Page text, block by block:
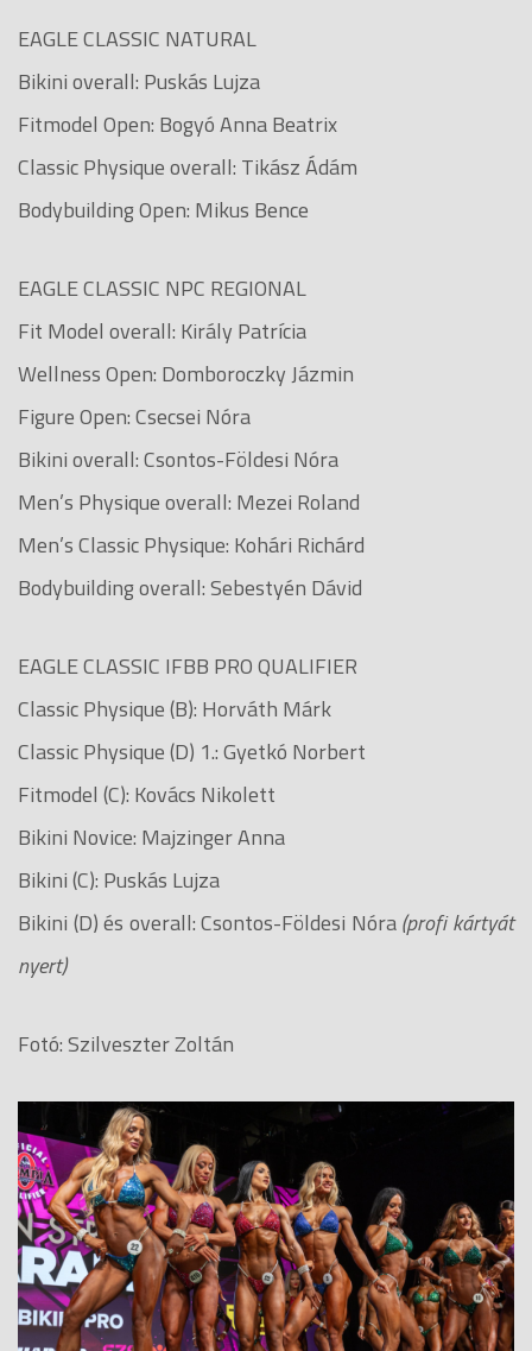
EAGLE CLASSIC NATURAL
Bikini overall: Puskás Lujza
Fitmodel Open: Bogyó Anna Beatrix
Classic Physique overall: Tikász Ádám
Bodybuilding Open: Mikus Bence
EAGLE CLASSIC NPC REGIONAL
Fit Model overall: Király Patrícia
Wellness Open: Domboroczky Jázmin
Figure Open: Csecsei Nóra
Bikini overall: Csontos-Földesi Nóra
Men’s Physique overall: Mezei Roland
Men’s Classic Physique: Kohári Richárd
Bodybuilding overall: Sebestyén Dávid
EAGLE CLASSIC IFBB PRO QUALIFIER
Classic Physique (B): Horváth Márk
Classic Physique (D) 1.: Gyetkó Norbert
Fitmodel (C): Kovács Nikolett
Bikini Novice: Majzinger Anna
Bikini (C): Puskás Lujza
Bikini (D) és overall: Csontos-Földesi Nóra(profi kártyát
nyert)
Fotó: Szilveszter Zoltán